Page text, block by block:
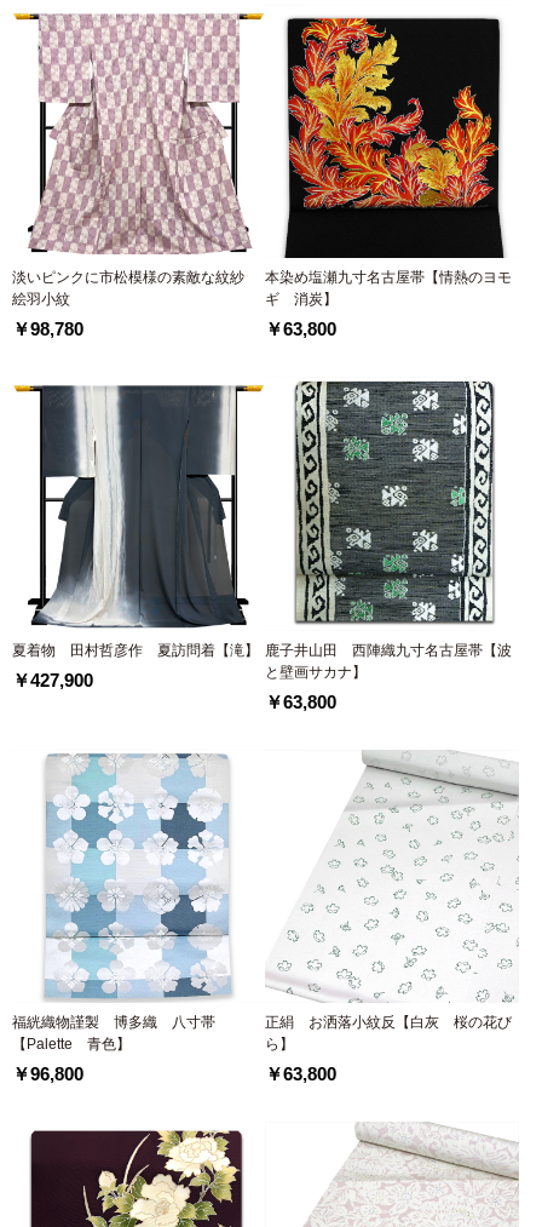
淡いピンクに市松模様の素敵な紋紗
絵羽小紋
￥98,780
本染め塩瀬九寸名古屋帯【情熱のヨモ
ギ 消炭】
￥63,800
夏着物 田村哲彦作 夏訪問着【滝】
￥427,900
鹿子井山田 西陣織九寸名古屋帯【波
と壁画サカナ】
￥63,800
福絖織物謹製 博多織 八寸帯
【Palette 青色】
￥96,800
正絹 お洒落小紋反【白灰 桜の花び
ら】
￥63,800